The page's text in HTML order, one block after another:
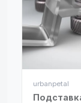
urbanpetal